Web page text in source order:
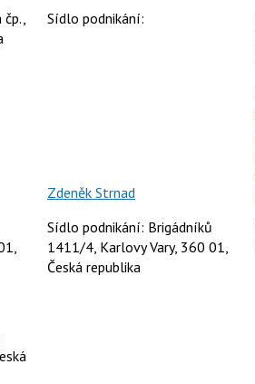
čp.,
Sídlo podnikání:
Zdeněk Strnad
Sídlo podnikání: Brigádníků
1411/4, Karlovy Vary, 360 01,
Česká republika